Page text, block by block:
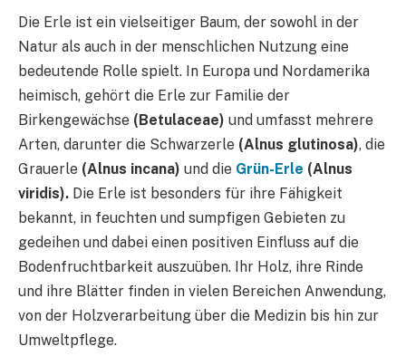
Die Erle ist ein vielseitiger Baum, der sowohl in der
Natur als auch in der menschlichen Nutzung eine
bedeutende Rolle spielt. In Europa und Nordamerika
heimisch, gehört die Erle zur Familie der
Birkengewächse (Betulaceae) und umfasst mehrere
Arten, darunter die Schwarzerle (Alnus glutinosa), die
Grauerle (Alnus incana) und die Grün-Erle (Alnus
viridis). Die Erle ist besonders für ihre Fähigkeit
bekannt, in feuchten und sumpfigen Gebieten zu
gedeihen und dabei einen positiven Einfluss auf die
Bodenfruchtbarkeit auszuüben. Ihr Holz, ihre Rinde
und ihre Blätter finden in vielen Bereichen Anwendung,
von der Holzverarbeitung über die Medizin bis hin zur
Umweltpflege.